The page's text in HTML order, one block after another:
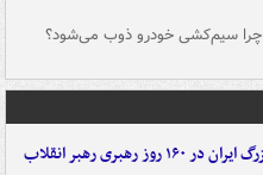
چرا سیم‌کشی خودرو ذوب می‌شود؟